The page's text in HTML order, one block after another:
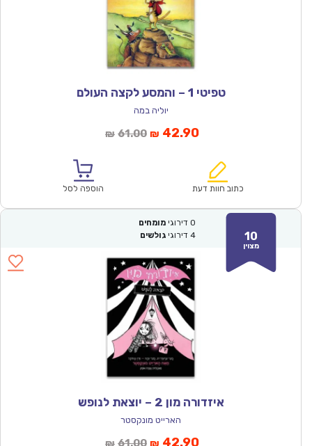
טפיטי 1 – והמסע לקצה העולם
יוליה במה
₪ 61.00המחיר
₪61.00.
₪ 42.90המחיר
הוא:
כתוב חוות דעת הוספה לסל
10
מצוין
0 דירוגי מומחים
4 דירוגי גולשים
איזדורה מון 2 – יוצאת לנופש
הארייט מונקסטר
61.00המחיר42.90המחיר